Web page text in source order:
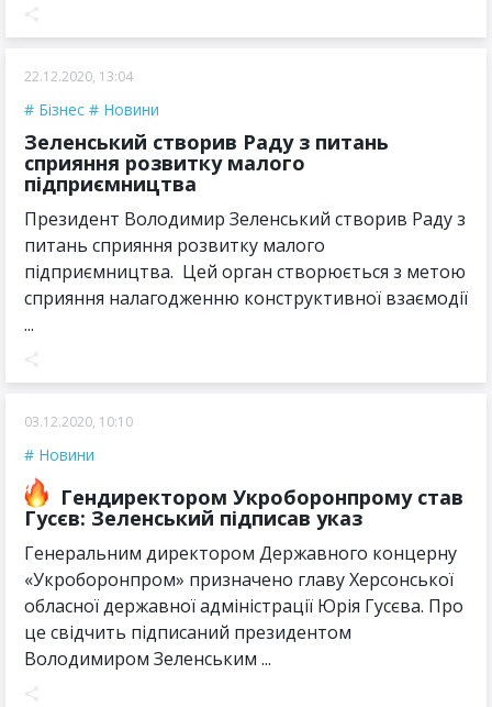
22.12.2020, 13:04
Бізнес Новини
Зеленський створив Раду з питань
сприяння розвитку малого
підприємництва
Президент Володимир Зеленський створив Раду з
питань сприяння розвитку малого
підприємництва. Цей орган створюється з метою
сприяння налагодженню конструктивної взаємодії
...
03.12.2020, 10:10
Новини
Гендиректором Укроборонпрому став
Гусєв: Зеленський підписав указ
Генеральним директором Державного концерну
«Укроборонпром» призначено главу Херсонської
обласної державної адміністрації Юрія Гусєва. Про
це свідчить підписаний президентом
Володимиром Зеленським ...